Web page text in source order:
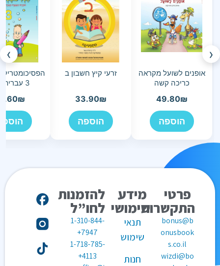
‹
אופנים לשועל מקראה
כריכה קשה
49.80₪
הוספה
זרעי קיץ חשבון ב
33.90₪
הוספה
3 עברית א-ב
₪
›
פרטי
התקשרות
bonus@b
onusbook
s.co.il
wizdi@bo
מידע
שימושי
תנאי
שימוש
חנות
להזמנות
לחו”ל
1-310-844-
7947+
1-718-785-
4113+